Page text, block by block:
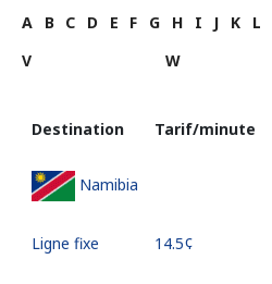
A B C D E F G H I J K L
V
W
Destination Tarif/minute
Namibia
Ligne fixe ⁦14.5¢⁩